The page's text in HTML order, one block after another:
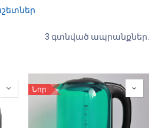
3 գտնված ապրանքներ.
Նոր